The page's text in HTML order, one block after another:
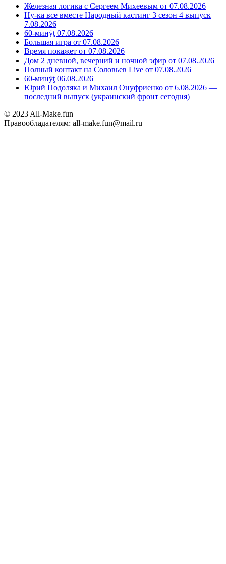
Железная логика с Сергеем Михеевым от 07.08.2026
Ну-ка все вместе Народный кастинг 3 сезон 4 выпуск
7.08.2026
60-минẏƫ 07.08.2026
Большая игра от 07.08.2026
Время покажет от 07.08.2026
Дом 2 дневной, вечерний и ночной эфир от 07.08.2026
Полный контакт на Соловьев Live от 07.08.2026
60-минẏƫ 06.08.2026
Юрий Подоляка и Михаил Онуфриенко от 6.08.2026 —
последний выпуск (украинский фронт сегодня)
© 2023 All-Make.fun
Правообладателям: all-make.fun@mail.ru